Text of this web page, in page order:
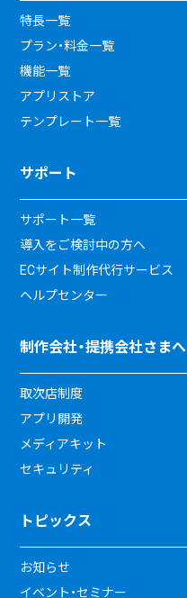
特長一覧
プラン・料金一覧
機能一覧
アプリストア
テンプレート一覧
サポート
サポート一覧
導入をご検討中の方へ
ECサイト制作代行サービス
ヘルプセンター
制作会社・提携会社さまへ
取次店制度
アプリ開発
メディアキット
セキュリティ
トピックス
お知らせ
イベント・セミナー